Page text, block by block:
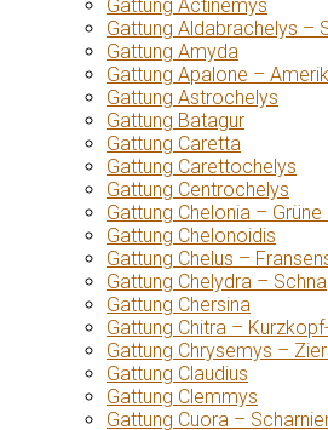
Gattung Actinemys
Gattung Aldabrachelys –
Gattung Amyda
Gattung Apalone –
Gattung Astrochelys
Gattung Batagur
Gattung Caretta
Gattung Carettochelys
Gattung Centrochelys
Gattung Chelonia –
Gattung Chelonoidis
Gattung Chelus –
Gattung Chelydra –
Gattung Chersina
Gattung Chitra –
Gattung Chrysemys –
Gattung Claudius
Gattung Clemmys
Gattung Cuora –